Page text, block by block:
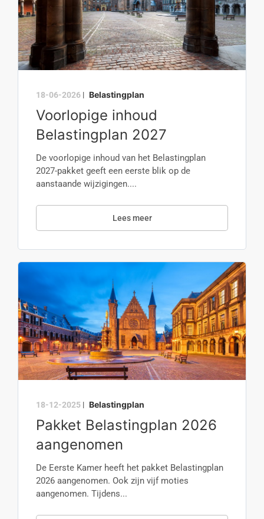
18-06-2026 | Belastingplan
Voorlopige inhoud
Belastingplan 2027
De voorlopige inhoud van het Belastingplan
2027-pakket geeft een eerste blik op de
aanstaande wijzigingen....
Lees meer
18-12-2025 | Belastingplan
Pakket Belastingplan 2026
aangenomen
De Eerste Kamer heeft het pakket Belastingplan
2026 aangenomen. Ook zijn vijf moties
aangenomen. Tijdens...